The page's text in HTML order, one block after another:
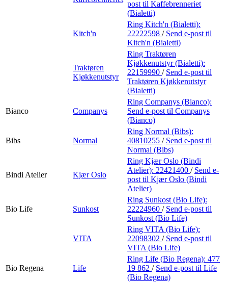
post til Kaffebrenneriet
(Bialetti)
Kitch'n
Ring Kitch'n (Bialetti):
22222598 / Send e-post til
Kitch'n (Bialetti)
Traktøren
Kjøkkenutstyr
Ring Traktøren
Kjøkkenutstyr (Bialetti):
22159990 / Send e-post til
Traktøren Kjøkkenutstyr
(Bialetti)
Bianco Companys
Ring Companys (Bianco):
Send e-post til Companys
(Bianco)
Bibs Normal
Ring Normal (Bibs):
40810255 / Send e-post til
Normal (Bibs)
Bindi Atelier Kjær Oslo
Ring Kjær Oslo (Bindi
Atelier): 22421400 / Send e-
post til Kjær Oslo (Bindi
Atelier)
Bio Life Sunkost
Ring Sunkost (Bio Life):
22224960 / Send e-post til
Sunkost (Bio Life)
VITA
Ring VITA (Bio Life):
22098302 / Send e-post til
VITA (Bio Life)
Bio Regena Life
Ring Life (Bio Regena): 477
19 862 / Send e-post til Life
(Bio Regena)